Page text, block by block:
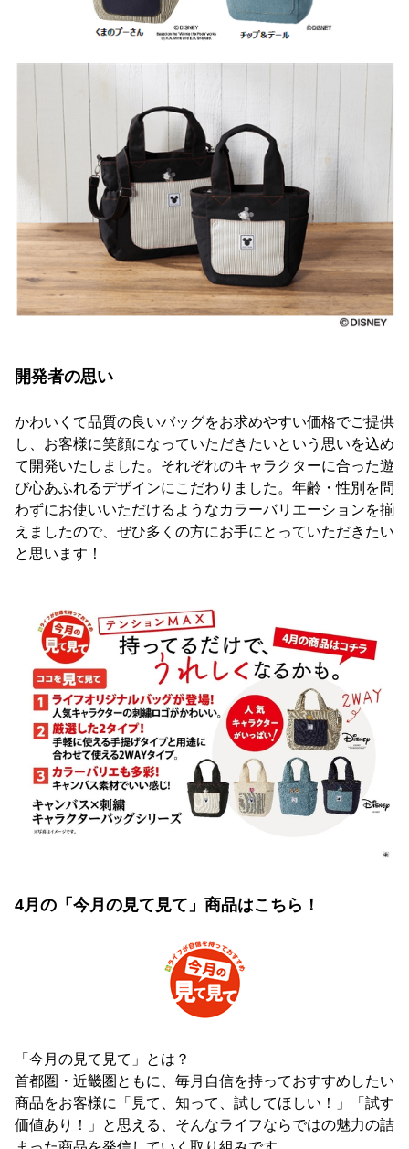
開発者の思い
かわいくて品質の良いバッグをお求めやすい価格でご提供
し、お客様に笑顔になっていただきたいという思いを込め
て開発いたしました。それぞれのキャラクターに合った遊
び心あふれるデザインにこだわりました。年齢・性別を問
わずにお使いいただけるようなカラーバリエーションを揃
えましたので、ぜひ多くの方にお手にとっていただきたい
と思います！
4月の「今月の見て見て」商品はこちら！
「今月の見て見て」とは？
首都圏・近畿圏ともに、毎月自信を持っておすすめしたい
商品をお客様に「見て、知って、試してほしい！」「試す
価値あり！」と思える、そんなライフならではの魅力の詰